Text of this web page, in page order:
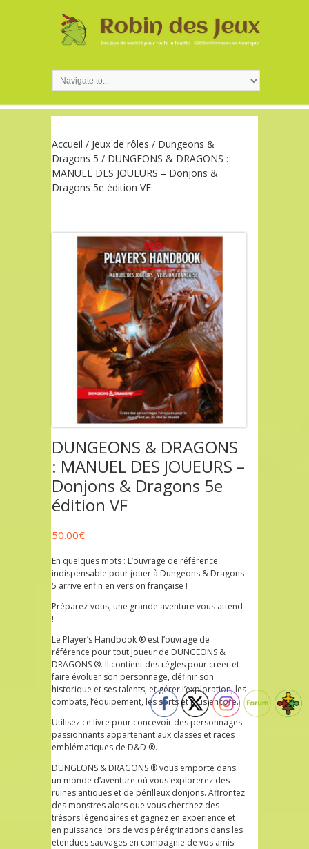
Accueil / Jeux de rôles / Dungeons &
Dragons 5 / DUNGEONS & DRAGONS :
MANUEL DES JOUEURS – Donjons &
Dragons 5e édition VF
DUNGEONS & DRAGONS
: MANUEL DES JOUEURS –
Donjons & Dragons 5e
édition VF
50.00€
En quelques mots : L’ouvrage de référence
indispensable pour jouer à Dungeons & Dragons
5 arrive enfin en version française !
Préparez-vous, une grande aventure vous attend
!
Le Player’s Handbook ® est l’ouvrage de
référence pour tout joueur de DUNGEONS &
DRAGONS ®. Il contient des règles pour créer et
faire évoluer son personnage, définir son
historique et ses talents, et gérer l’exploration, les
combats, l’équipement, les sorts et plus encore.
Utilisez ce livre pour concevoir des personnages
passionnants appartenant aux classes et races
emblématiques de D&D ®.
DUNGEONS & DRAGONS ® vous emporte dans
un monde d’aventure où vous explorerez des
ruines antiques et de périlleux donjons. Affrontez
des monstres alors que vous cherchez des
trésors légendaires et gagnez en expérience et
en puissance lors de vos pérégrinations dans les
étendues sauvages en compagnie de vos amis.